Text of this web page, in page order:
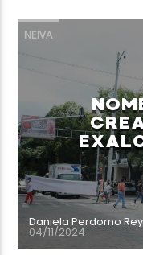
NEIVA
Daniela Perdomo
04/11/2024